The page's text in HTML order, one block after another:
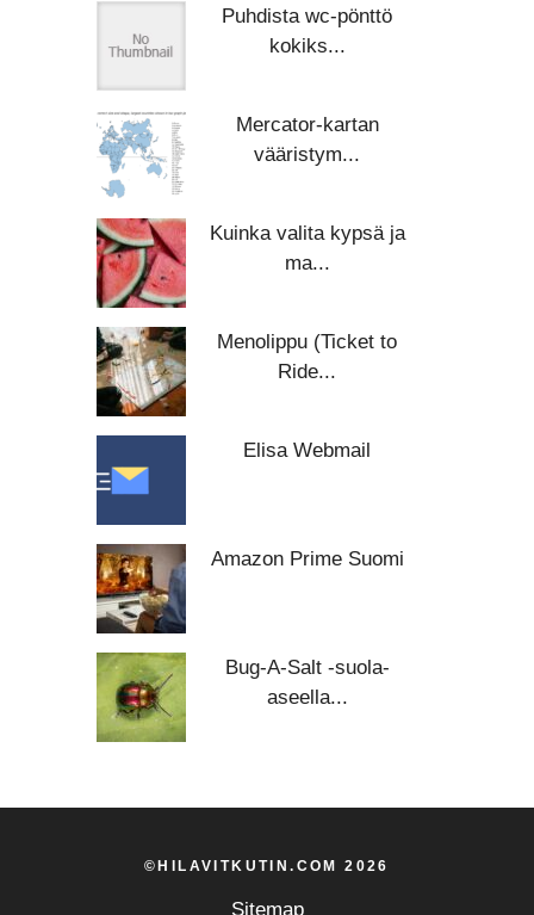
Puhdista wc-pönttö
kokiks...
Mercator-kartan
vääristym...
Kuinka valita kypsä ja
ma...
Menolippu (Ticket to
Ride...
Elisa Webmail
Amazon Prime Suomi
Bug-A-Salt -suola-
aseella...
©HILAVITKUTIN.COM 2026
Sitemap